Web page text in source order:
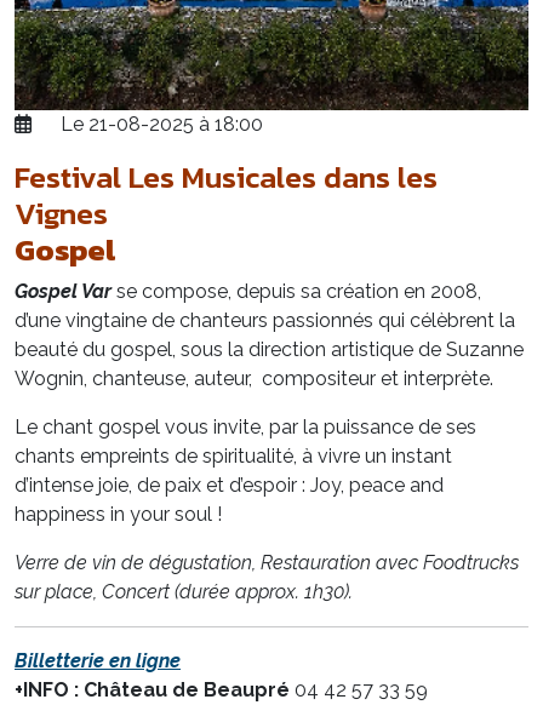
Le 21-08-2025 à 18:00
Festival Les Musicales dans les
Vignes
Gospel
Gospel Varse compose, depuis sa création en 2008,
d’une vingtaine de chanteurs passionnés qui célèbrent la
beauté du gospel, sous la direction artistique de Suzanne
Wognin, chanteuse, auteur, compositeur et interprète.
Le chant gospel vous invite, par la puissance de ses
chants empreints de spiritualité, à vivre un instant
d’intense joie, de paix et d’espoir : Joy, peace and
happiness in your soul !
Verre de vin de dégustation, Restauration avec Foodtrucks
sur place, Concert (durée approx. 1h30).
Billetterie en ligne
+INFO : Château de Beaupré 04 42 57 33 59